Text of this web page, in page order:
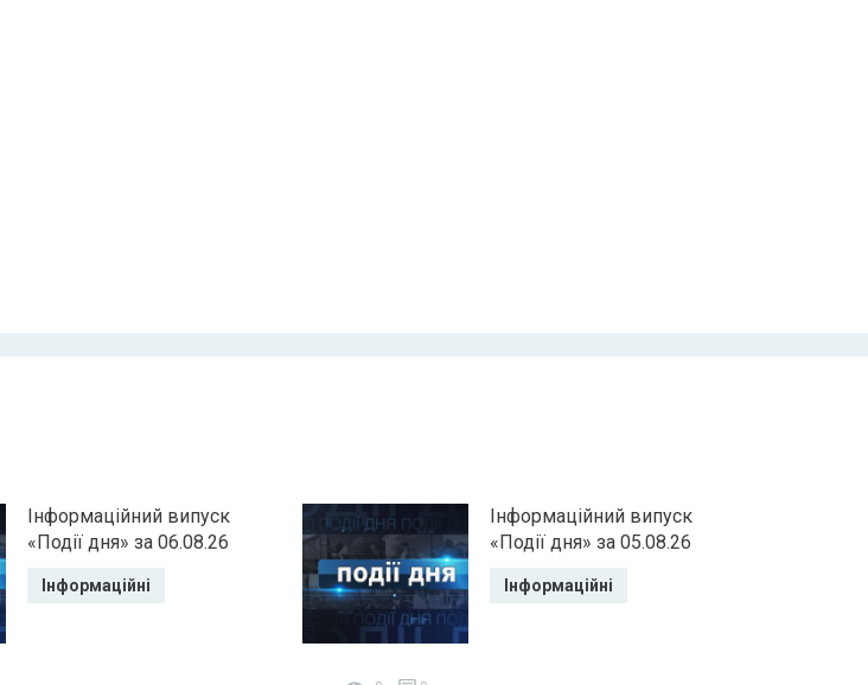
Інформаційний випуск
«Події дня» за 06.08.26
Інформаційні
Інформаційний випуск
«Події дня» за 05.08.26
Інформаційні